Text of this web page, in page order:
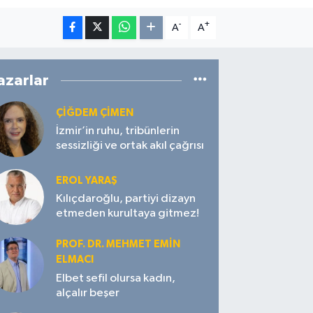
A- A+
ÇIĞDEM ÇIMEN
İzmir’in ruhu, tribünlerin
sessizliği ve ortak akıl çağrısı
EROL YARAŞ
Kılıçdaroğlu, partiyi dizayn
etmeden kurultaya gitmez!
PROF. DR. MEHMET EMIN
ELMACI
Elbet sefil olursa kadın,
alçalır beşer